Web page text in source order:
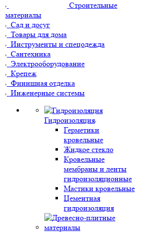
Строительные
материалы
Сад и досуг
Товары для дома
Инструменты и спецодежда
Сантехника
Электрооборудование
Крепеж
Финишная отделка
Инженерные системы
Гидроизоляция
Герметики
кровельные
Жидкое стекло
Кровельные
мембраны и ленты
гидроизоляционные
Мастики кровельные
Цементная
гидроизоляция